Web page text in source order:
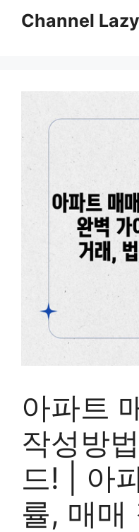
contentChannel
아파트
작성방
드! | 아
률, 매매